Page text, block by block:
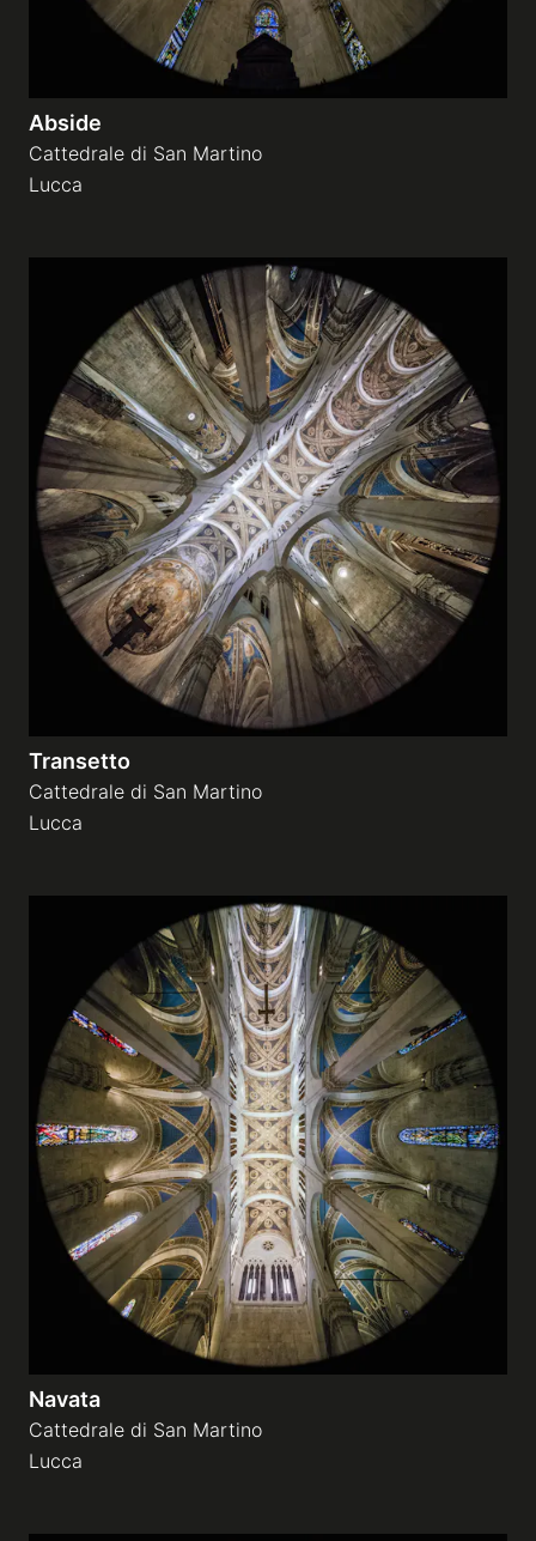
Abside
Cattedrale di San Martino
Lucca
Transetto
Cattedrale di San Martino
Lucca
Navata
Cattedrale di San Martino
Lucca